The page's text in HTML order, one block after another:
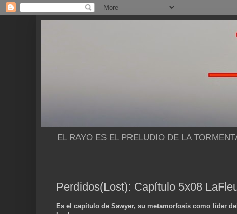
EL RAYO ES EL PRELUDIO DE LA
Perdidos(Lost): Capítulo 5x08
Es el capítulo de Sawyer, su metamorfosis como líder